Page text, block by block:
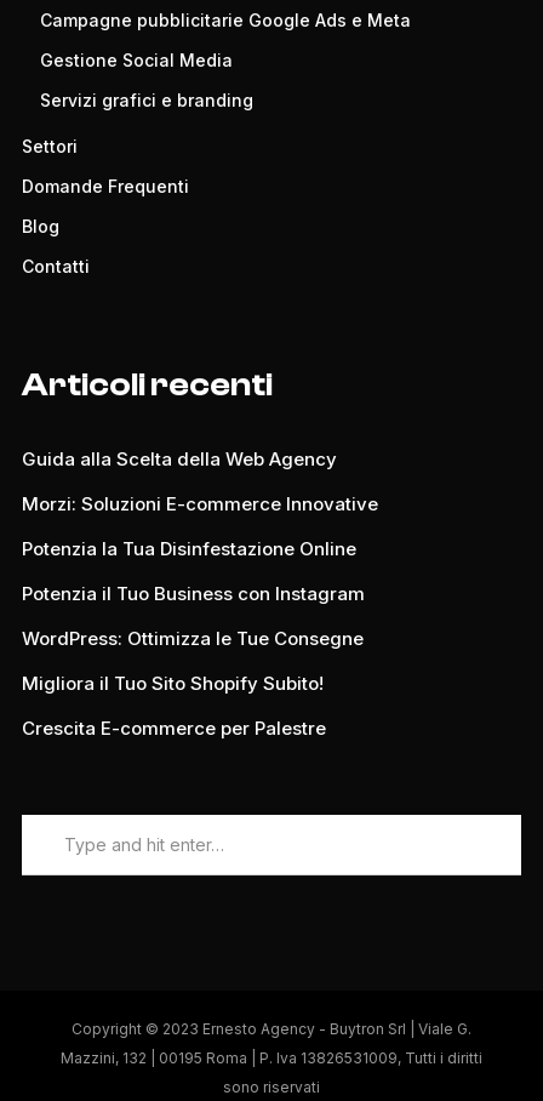
Campagne pubblicitarie Google Ads e Meta
Gestione Social Media
Servizi grafici e branding
Settori
Domande Frequenti
Blog
Contatti
Articoli recenti
Guida alla Scelta della Web Agency
Morzi: Soluzioni E-commerce Innovative
Potenzia la Tua Disinfestazione Online
Potenzia il Tuo Business con Instagram
WordPress: Ottimizza le Tue Consegne
Migliora il Tuo Sito Shopify Subito!
Crescita E-commerce per Palestre
Copyright © 2023 Ernesto Agency - Buytron Srl | Viale G.
Mazzini, 132 | 00195 Roma | P. Iva 13826531009, Tutti i diritti
sono riservati